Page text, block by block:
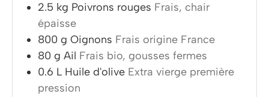
2.5 kg Poivrons rouges Frais, chair
épaisse
800 g Oignons Frais origine France
80 g Ail Frais bio, gousses fermes
0.6 L Huile d'olive Extra vierge première
pression